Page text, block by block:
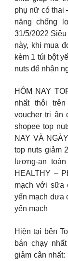
phụ nữ có thai
năng chống
31/5/2022
này, khi mua
kèm 1 túi bột
nuts để nhận
HÔM NAY
nhất thôi
voucher tri ân
shopee top
NAY VÀ
top nuts giảm
lượng-an
HEALTHY –
mạch với sữa
yến mạch dưa
yến mạch
Hiện tại bên
bán chạy
giảm cân nhất: